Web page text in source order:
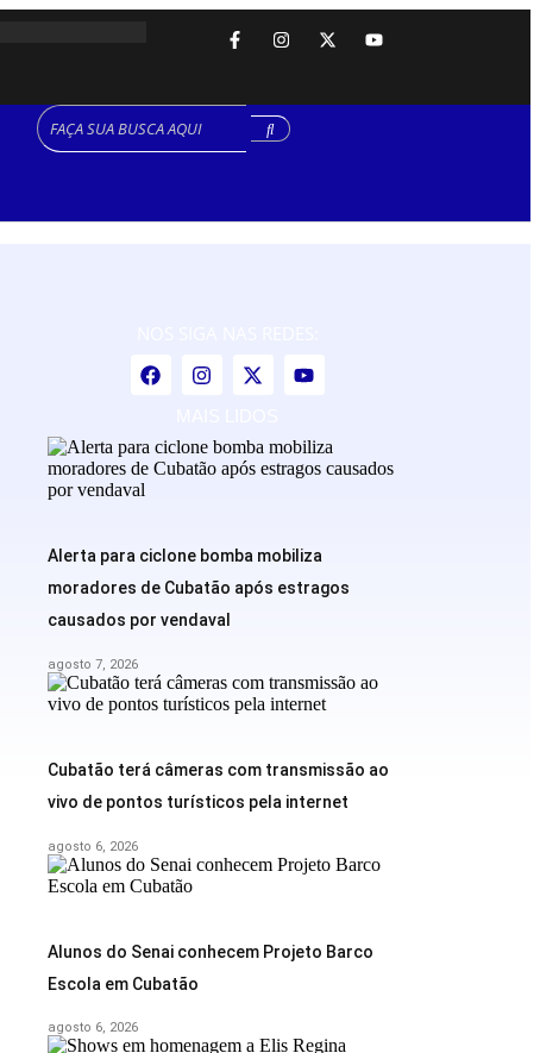
Alerta para ciclone bomba mobiliza
moradores de Cubatão após estragos
causados por vendaval
agosto 7, 2026
Cubatão terá câmeras com transmissão ao
vivo de pontos turísticos pela internet
agosto 6, 2026
Alunos do Senai conhecem Projeto Barco
Escola em Cubatão
agosto 6, 2026